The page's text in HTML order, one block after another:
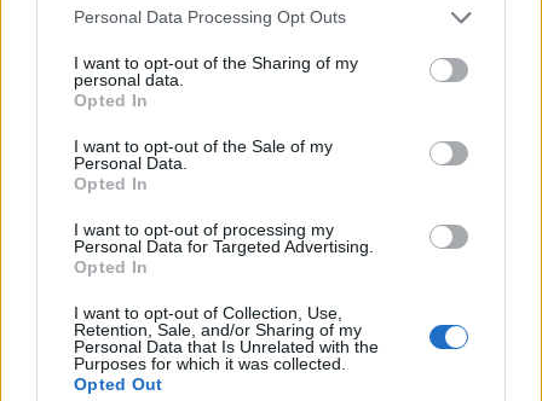
Please note that this website/app uses one or more Google
not limited to your visit or usage behaviour. You may click to
grant or deny consent to Google and its third-party tags to
use your data for below specified purposes in below Google
consent section.
Personal Data Processing Opt Outs
I want to opt-out of the Sharing of my
personal data.
Opted In
I want to opt-out of the Sale of my
Personal Data.
Opted In
I want to opt-out of processing my
Personal Data for Targeted Advertising.
Opted In
I want to opt-out of Collection, Use,
Retention, Sale, and/or Sharing of my
Personal Data that Is Unrelated with the
Purposes for which it was collected.
Opted Out